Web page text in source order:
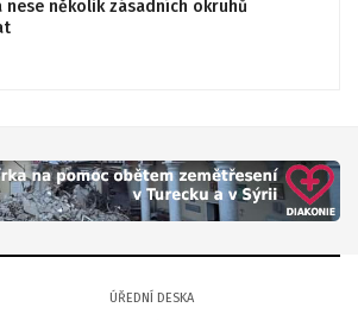
nese několik zásadních okruhů
ÚŘEDNÍ DESKA